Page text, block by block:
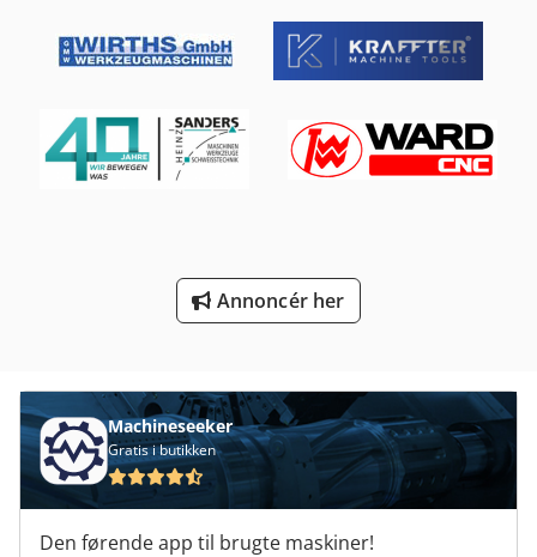
Idx 23
Meh 5 2 1 8 B
Vaskemaskine Med En Del Af
Annoncér her
Machineseeker
Gratis i butikken
Den førende app til brugte maskiner!